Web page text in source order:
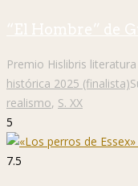
“El Hombre” de
Premio Hislibris
histórica 2025 (finalista)
realismo, S. XX
5
7.5